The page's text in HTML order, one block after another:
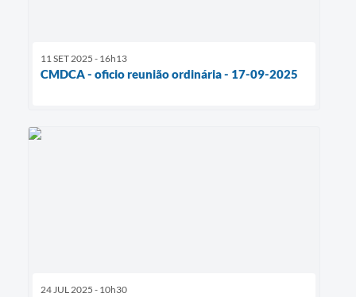
11 SET 2025 - 16h13
CMDCA - oficio reunião ordinária - 17-09-2025
24 JUL 2025 - 10h30